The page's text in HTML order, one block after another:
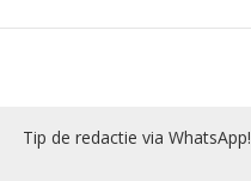
Tip de redactie via